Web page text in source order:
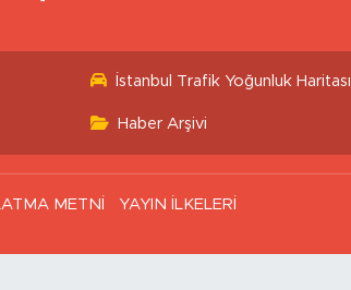
İstanbul Trafik Yoğunluk Haritası
Haber Arşivi
METNİ YAYIN İLKELERİ